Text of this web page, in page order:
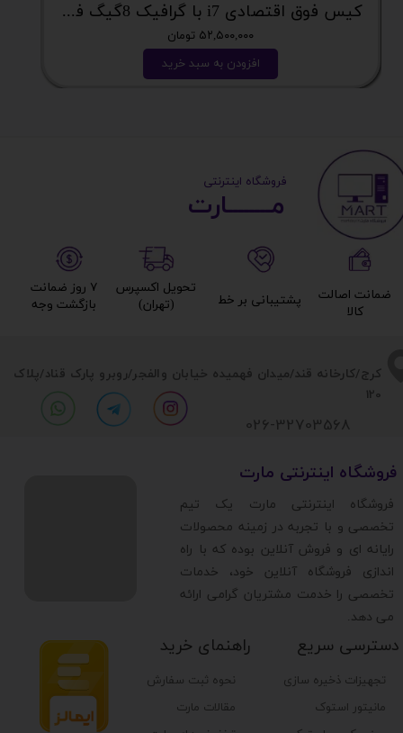
کیس فوق اقتصادی i7 با گرافیک 8گیگ فوق اکونومی کد 2162
۵۲,۵۰۰,۰۰۰ تومان
افزودن به سبد خرید
​​کرج/کارخانه قند/میدان فهمیده خیابان والفجر/روبرو پارک قناد/پلاک
120
تجهیزات ذخیره سازی
مانیتور استوک
دسترسی سریع راهنمای خرید
نحوه ثبت سفارش
مقالات مارت
​فروشگاه اینترنتی مارت
​فروشگاه اینترنتی مارت یک تیم
تخصصی و با تجربه در زمینه محصولات
رایانه ای و فروش آنلاین بوده که با راه
اندازی فروشگاه آنلاین خود، خدمات
تخصصی را خدمت مشتریان گرامی ارائه
می دهد.
026-32703568
مــــــــارت​​​​​​
​ ​فروشگاه اینترنتی
۷ روز ضمانت
بازگشت وجه​​​​​​​
تحویل اکسپرس
(تهران)​​​​​​​
پشتیبانی بر خط​​​​​​​
ضمانت اصالت
کالا​​​​​​​